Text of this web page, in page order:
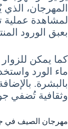
المهرجان،
لمشاهدة عملية
بعبق الورود
كما يمكن
ماء الورد
بالبشرة.
وثقافية تُضفي
مهرجان الصيف في